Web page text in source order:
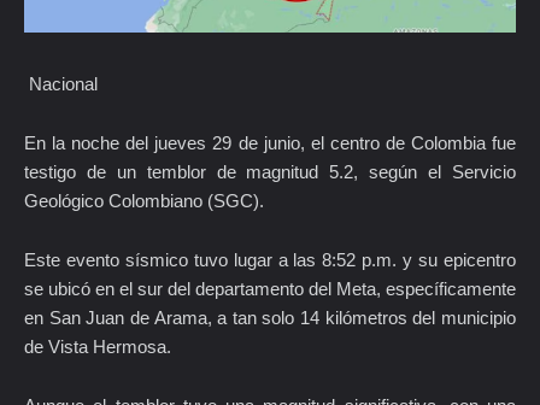
Nacional
En la noche del jueves 29 de junio, el centro de Colombia fue
testigo de un temblor de magnitud 5.2, según el Servicio
Geológico Colombiano (SGC).
Este evento sísmico tuvo lugar a las 8:52 p.m. y su epicentro
se ubicó en el sur del departamento del Meta, específicamente
en San Juan de Arama, a tan solo 14 kilómetros del municipio
de Vista Hermosa.